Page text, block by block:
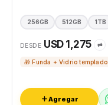
256GB 512GB 1TB
DESDE USD 1,275 ⇄
🎁 Funda + Vidrio templado
Agregar